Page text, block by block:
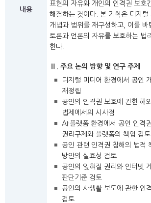
내용
표현의 자유와 개인의 인격권 보호
해결하는 것이다. 본 기획은 디지털
개념과 범위를 재구성하고, 이를 바
토론과 언론의 자유를 보호하는 법
한다.
Ⅱ. 주요 논의 방향 및 연구 주제
디지털 미디어 환경에서 공인
재정립
공인의 인격권 보호에 관한 해
법제에서의 시사점
AI·플랫폼 환경에서 공인 인격
권리구제와 플랫폼의 책임 검토
공인 관련 인격권 침해의 법적
방안의 실효성 검토
공인의 잊혀질 권리와 인터넷
판단기준 검토
공인의 사생활 보도에 관한 인
검토